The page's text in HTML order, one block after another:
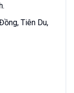
Tiên Du,